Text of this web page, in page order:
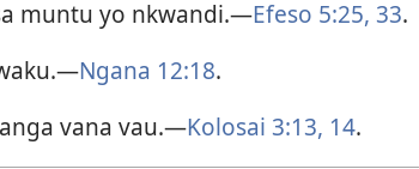
muntu yo nkwandi.—Efeso 5:25, 33.
Ngana 12:18.
vana vau.—Kolosai 3:13, 14.